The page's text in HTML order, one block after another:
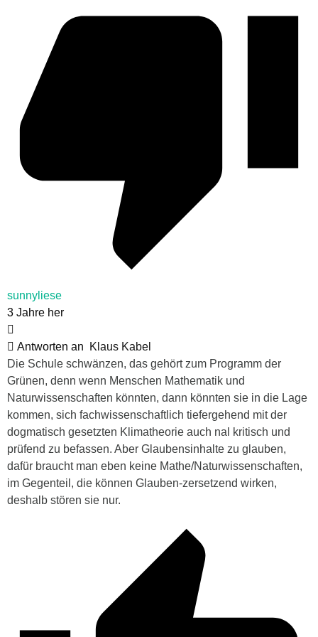
sunnyliese
3 Jahre her
Antworten an
Klaus Kabel
Die Schule schwänzen, das gehört zum Programm der
Grünen, denn wenn Menschen Mathematik und
Naturwissenschaften könnten, dann könnten sie in die Lage
kommen, sich fachwissenschaftlich tiefergehend mit der
dogmatisch gesetzten Klimatheorie auch nal kritisch und
prüfend zu befassen. Aber Glaubensinhalte zu glauben,
dafür braucht man eben keine Mathe/Naturwissenschaften,
im Gegenteil, die können Glauben-zersetzend wirken,
deshalb stören sie nur.